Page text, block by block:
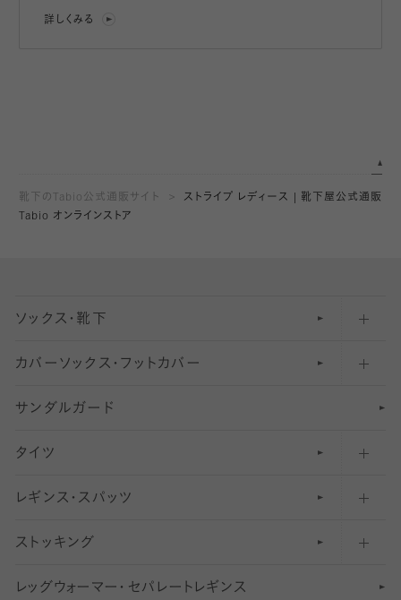
詳しくみる
靴下のTabio公式通販サイト
ストライプ レディース | 靴下屋公式通販
Tabio オンラインストア
ソックス・靴下
五本指ソックス・靴下
足袋ソックス・靴下
無地・プレーンソックス・靴下
柄ソックス・靴下
スニーカー（くるぶし）用ソックス
アンクル・ショートソックス（くるぶし上）
カバーソックス・フットカバー
フットカバー・カバーソックス（深め）
フットカバー・カバーソックス（ふつう）
フットカバー・カバーソックス（浅め）
サンダルガード
タイツ
30デニール以下のタイツ（薄手タイツ）
31〜40デニールタイツ
41〜60デニールタイツ
レギンス・スパッツ
柄レギンス
無地レギンス
ストッキング
伝線しにくいストッキング
レッ グ ウォー マー ・ セパレー ト レ ギンス